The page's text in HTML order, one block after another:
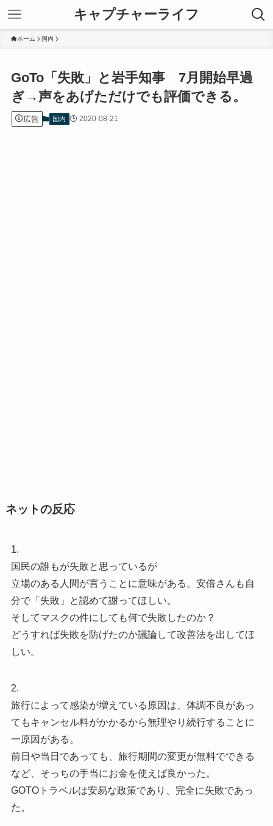
キャプチャーライフ
ホーム 国内
GoTo「失敗」と岩手知事 7月開始早過
ぎ→声をあげただけでも評価できる。
広告 国内 2020-08-21
ネットの反応
1.
国民の誰もが失敗と思っているが
立場のある人間が言うことに意味がある。安倍さんも自
分で「失敗」と認めて謝ってほしい。
そしてマスクの件にしても何で失敗したのか？
どうすれば失敗を防げたのか議論して改善法を出してほ
しい。
2.
旅行によって感染が増えている原因は、体調不良があっ
てもキャンセル料がかかるから無理やり続行することに
一原因がある。
前日や当日であっても、旅行期間の変更が無料でできる
など、そっちの手当にお金を使えば良かった。
GOTOトラベルは安易な政策であり、完全に失敗であっ
た。